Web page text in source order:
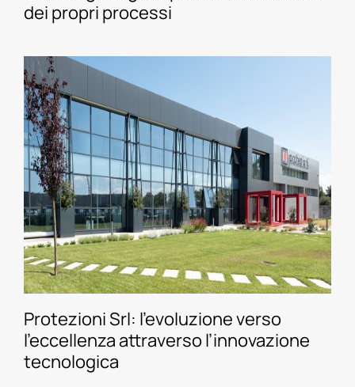
dei propri processi
Protezioni Srl: l’evoluzione verso
l’eccellenza attraverso l’innovazione
tecnologica